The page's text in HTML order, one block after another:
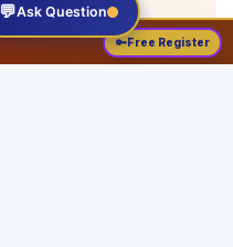
💬Ask Question
🔑Free Register